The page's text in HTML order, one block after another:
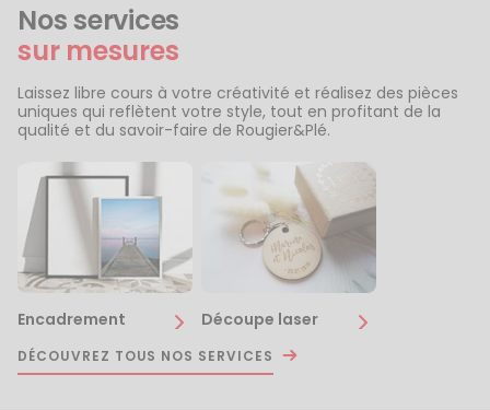
Nos services
sur mesures
Laissez libre cours à votre créativité et réalisez des pièces
uniques qui reflètent votre style, tout en profitant de la
qualité et du savoir-faire de Rougier&Plé.
Encadrement Découpe laser
DÉCOUVREZ TOUS NOS SERVICES